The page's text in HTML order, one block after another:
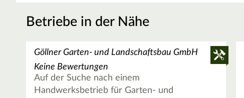
Betriebe in der Nähe
Göllner Garten- und Landschaftsbau GmbH
Keine Bewertungen
Auf der Suche nach einem
Handwerksbetrieb für Garten- und